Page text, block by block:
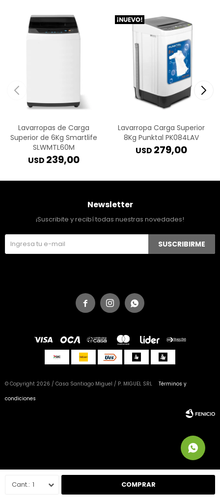
1 COMPRAR
Lavarropas de Carga
Superior de 6Kg Smartlife
SLWMTL60M
USD 239,00
Lavarropa Carga Superior
8Kg Punktal PK084LAV
USD 279,00
  
Newsletter
¡Suscribite y recibí todas nuestras novedades!
SUSCRIBIRME
© Copyright 2026 / Casa Santiago Miguel / P. MIGUEL SRL
Términos y
condiciones